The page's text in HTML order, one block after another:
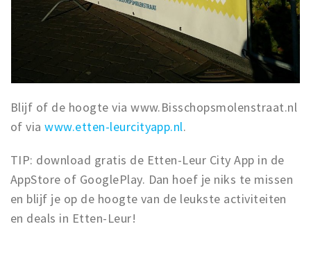
Blijf of de hoogte via www.Bisschopsmolenstraat.nl
of viawww.etten-leurcityapp.nl.
TIP: download gratis de Etten-Leur City App in de
AppStore of GooglePlay. Dan hoef je niks te missen
en blijf je op de hoogte van de leukste activiteiten
en deals in Etten-Leur!